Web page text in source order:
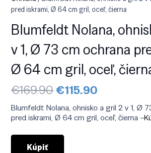
pred iskrami, Ø 64 cm gril, oceľ, čierna
Blumfeldt Nolana,
v 1, Ø 73 cm ochrana
Ø 64 cm gril, oceľ,
€169.90Pôvodná
cena
bola:
€169.90.
€115.90Aktuálna
je:
€115.90.
Blumfeldt Nolana, ohnisko a gril 2 v 1, Ø
pred iskrami, Ø 64 cm gril, oceľ, čierna –
Kúpiť